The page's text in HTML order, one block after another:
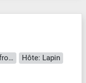
WB, ELISA, IF (cc), IF (p), IHC (p), IHC (fro), ICC
Hôte: Lapin